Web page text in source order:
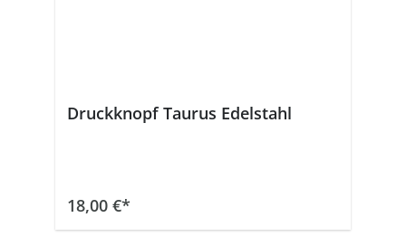
Druckknopf Taurus Edelstahl
18,00 €*